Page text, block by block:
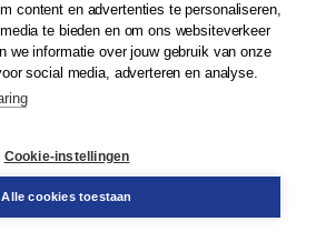
uitgevers
content en advertenties te personaliseren,
te bieden en om ons websiteverkeer
we informatie over jouw gebruik van onze
social media, adverteren en analyse.
Cookie-instellingen
Alle cookies toestaan